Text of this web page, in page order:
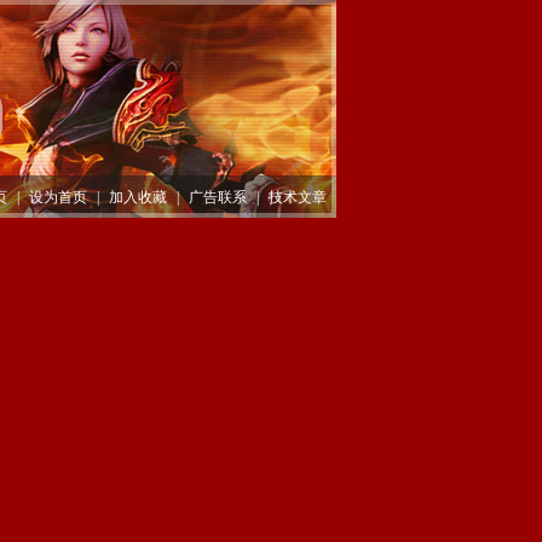
技术文章
广告联系 |
加入收藏 |
设为首页 |
|